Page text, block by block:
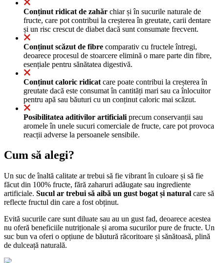
Conținut ridicat de zahăr chiar și în sucurile naturale de
fructe, care pot contribui la creșterea în greutate, carii dentare
și un risc crescut de diabet dacă sunt consumate frecvent.
Conținut scăzut de fibre comparativ cu fructele întregi,
deoarece procesul de stoarcere elimină o mare parte din fibre,
esențiale pentru sănătatea digestivă.
Conținut caloric ridicat care poate contribui la creșterea în
greutate dacă este consumat în cantități mari sau ca înlocuitor
pentru apă sau băuturi cu un conținut caloric mai scăzut.
Posibilitatea aditivilor artificiali precum conservanții sau
aromele în unele sucuri comerciale de fructe, care pot provoca
reacții adverse la persoanele sensibile.
Cum să alegi?
Un suc de înaltă calitate ar trebui să fie vibrant în culoare și să fie
făcut din 100% fructe, fără zaharuri adăugate sau ingrediente
artificiale. Sucul ar trebui să aibă un gust bogat și natural care să
reflecte fructul din care a fost obținut.
Evită sucurile care sunt diluate sau au un gust fad, deoarece acestea
nu oferă beneficiile nutriționale și aroma sucurilor pure de fructe. Un
suc bun va oferi o opțiune de băutură răcoritoare și sănătoasă, plină
de dulceață naturală.